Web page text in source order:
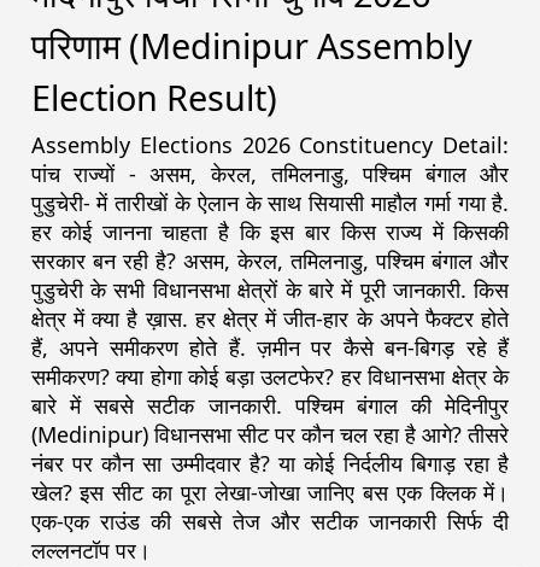
परिणाम (Medinipur Assembly
Election Result)
Assembly Elections 2026 Constituency Detail:
पांच राज्यों - असम, केरल, तमिलनाडु, पश्चिम बंगाल और
पुडुचेरी- में तारीखों के ऐलान के साथ सियासी माहौल गर्मा गया है.
हर कोई जानना चाहता है कि इस बार किस राज्य में किसकी
सरकार बन रही है? असम, केरल, तमिलनाडु, पश्चिम बंगाल और
पुडुचेरी के सभी विधानसभा क्षेत्रों के बारे में पूरी जानकारी. किस
क्षेत्र में क्या है ख़ास. हर क्षेत्र में जीत-हार के अपने फैक्टर होते
हैं, अपने समीकरण होते हैं. ज़मीन पर कैसे बन-बिगड़ रहे हैं
समीकरण? क्या होगा कोई बड़ा उलटफेर? हर विधानसभा क्षेत्र के
बारे में सबसे सटीक जानकारी. पश्चिम बंगाल की मेदिनीपुर
(Medinipur) विधानसभा सीट पर कौन चल रहा है आगे? तीसरे
नंबर पर कौन सा उम्मीदवार है? या कोई निर्दलीय बिगाड़ रहा है
खेल? इस सीट का पूरा लेखा-जोखा जानिए बस एक क्लिक में।
एक-एक राउंड की सबसे तेज और सटीक जानकारी सिर्फ दी
लल्लनटॉप पर।